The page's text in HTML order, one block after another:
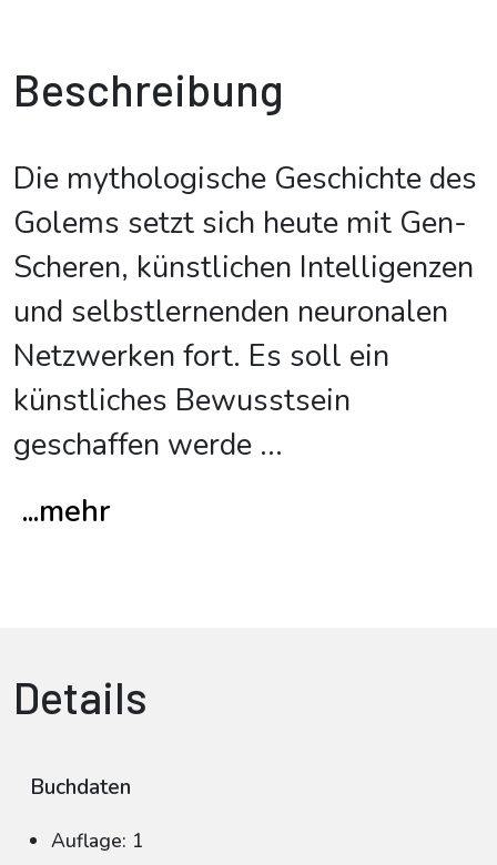
Beschreibung
Die mythologische Geschichte des
Golems setzt sich heute mit Gen-
Scheren, künstlichen Intelligenzen
und selbstlernenden neuronalen
Netzwerken fort. Es soll ein
künstliches Bewusstsein
geschaffen werde ...
...mehr
Details
Buchdaten
Auflage: 1